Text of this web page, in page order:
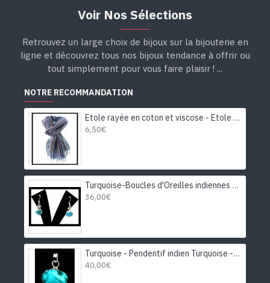
Voir Nos Sélections
Retrouvez un large choix de bijoux sur la bijouterie en
ligne et découvrez tous nos bijoux tendance à offrir ou
tout simplement pour vous faire plaisir ! ...
NOTRE RECOMMANDATION
Etole rayée en coton et viscose - Etole indienne
6,50€
Turquoise-Boucles d'Oreilles indiennes Turquoise-Bijoux Inde
36,00€
Turquoise - Pendentif indien Turquoise - Bijoux Inde
40,00€